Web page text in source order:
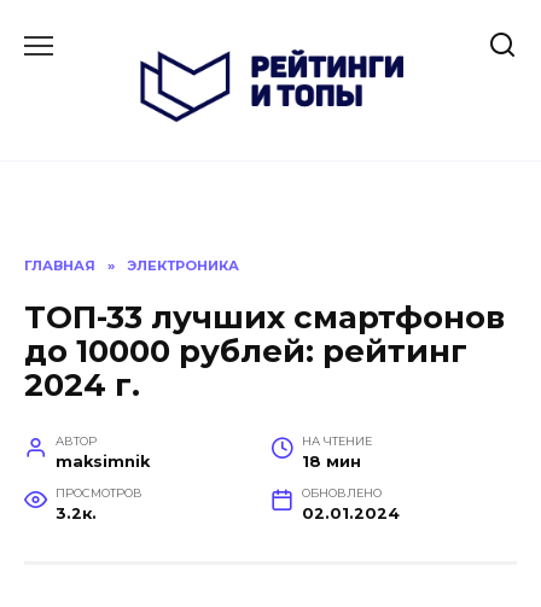
ГЛАВНАЯ » ЭЛЕКТРОНИКА
ТОП-33 лучших смартфонов
до 10000 рублей: рейтинг
2024 г.
АВТОР
maksimnik
НА ЧТЕНИЕ
18 мин
ПРОСМОТРОВ
3.2к.
ОБНОВЛЕНО
02.01.2024